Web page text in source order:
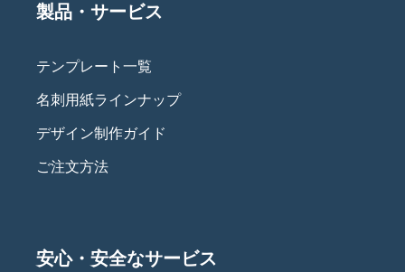
製品・サービス
テンプレート一覧
名刺用紙ラインナップ
デザイン制作ガイド
ご注文方法
安心・安全なサービス